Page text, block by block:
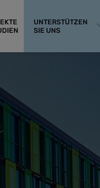
UNTERSTÜTZEN
SIE UNS